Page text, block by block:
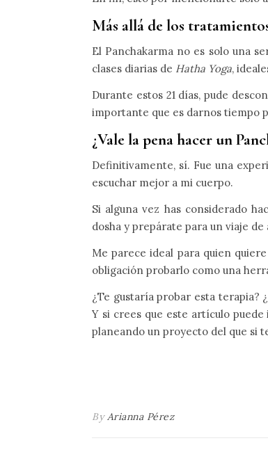
Más allá de los
El Panchakarma no es solo una
clases diarias de Hatha Yoga,
Durante estos 21 días, pude
importante que es darnos tiempo
¿Vale la pena hacer un
Definitivamente, sí. Fue una
escuchar mejor a mi cuerpo.
Si alguna vez has considerado
dosha y prepárate para un viaje
Me parece ideal para quien
obligación probarlo como una
¿Te gustaría probar esta terapia?
Y si crees que este artículo
planeando un proyecto del que si
ByArianna Pérez